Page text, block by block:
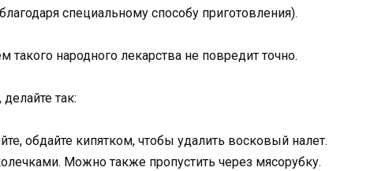
специальному способу приготовления).
народного лекарства не повредит точно.
так:
обдайте кипятком, чтобы удалить восковый налет.
Можно также пропустить через мясорубку.